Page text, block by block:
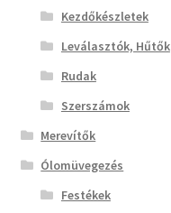
Kezdőkészletek
Leválasztók, Hűtők
Rudak
Szerszámok
Merevítők
Ólomüvegezés
Festékek